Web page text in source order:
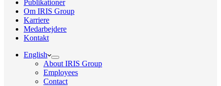
Publikationer
Om IRIS Group
Karriere
Medarbejdere
Kontakt
English
About IRIS Group
Employees
Contact